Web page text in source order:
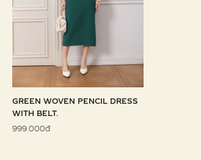
GREEN WOVEN PENCIL DRESS
WITH BELT.
999.000đ